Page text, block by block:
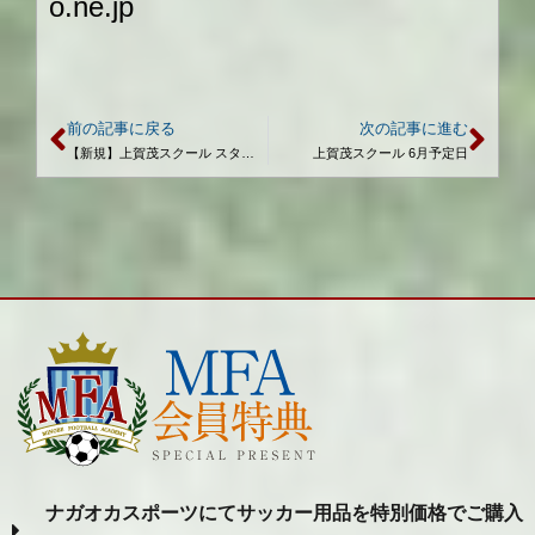
o.ne.jp
前の記事に戻る 次の記事に進む
上賀茂スクール 6月予定日
ナガオカスポーツにてサッカー用品を特別価格でご購入